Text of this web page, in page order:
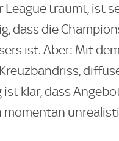
League träumt, ist
dass die
ist. Aber: Mit
klar, dass